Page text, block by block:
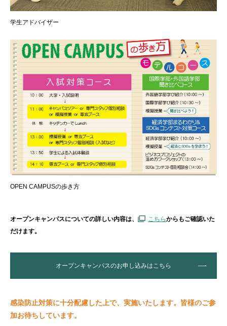
学生アドバイザー
OPEN CAMPUSの歩き方
オープンキャンパスについての詳しい内容は、 こちらからもご確認いた
だけます。
オープンキャンパスのお申し込みはこちら
感染防止対策に十分配慮した上で、実施いたします。皆様のご参
加お待ちしています。